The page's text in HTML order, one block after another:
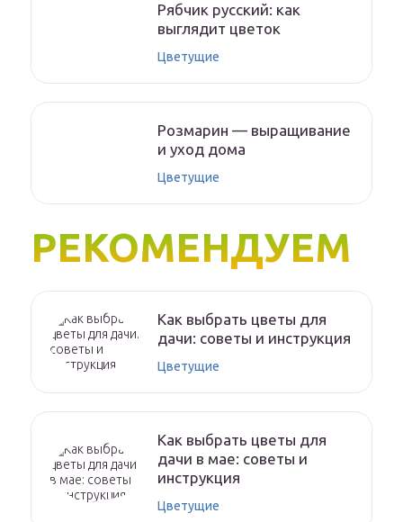
Рябчик русский: как
выглядит цветок
Цветущие
Розмарин — выращивание
и уход дома
Цветущие
РЕКОМЕНДУЕМ
Как выбрать цветы для
дачи: советы и инструкция
Цветущие
Как выбрать цветы для
дачи в мае: советы и
инструкция
Цветущие